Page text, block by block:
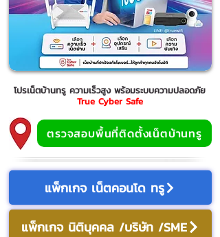
โปรเน็ตบ้านทรู ความเร็วสูง พร้อมระบบความปลอดภัย
True Cyber Safe
ตรวจสอบพื้นที่ติดตั้งเน็ตบ้านทรู
แพ็กเกจ เน็ตคอนโด ทรู
แพ็กเกจ นิติบุคคล /บริษัท /SME